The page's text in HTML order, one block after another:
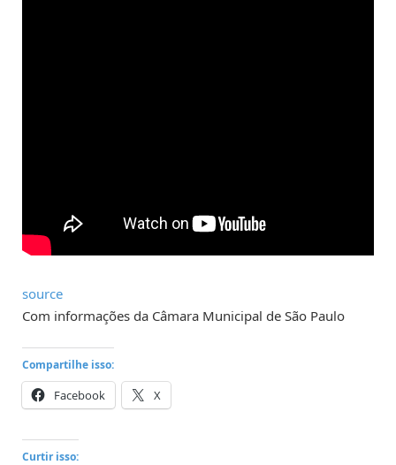
source
Com informações da Câmara Municipal de São Paulo
Compartilhe isso:
Facebook X
Curtir isso: